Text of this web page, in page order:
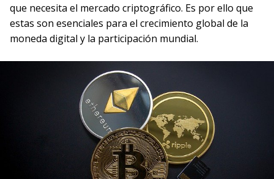
que necesita el mercado criptográfico. Es por ello que
estas son esenciales para el crecimiento global de la
moneda digital y la participación mundial.